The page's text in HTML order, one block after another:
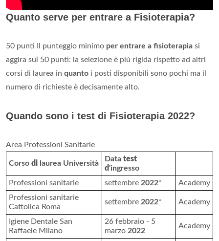
Quanto serve per entrare a Fisioterapia?
50 punti Il punteggio minimo per entrare a fisioterapia si
aggira sui 50 punti: la selezione è più rigida rispetto ad altri
corsi di laurea in quanto i posti disponibili sono pochi ma il
numero di richieste è decisamente alto.
Quando sono i test di Fisioterapia 2022?
Area Professioni Sanitarie
Corso di laurea Università
Data test
d'ingresso
Professioni sanitarie
settembre 2022*
Academy
Professioni sanitarie
Cattolica Roma
settembre 2022* Academy
Igiene Dentale San
Raffaele Milano
26 febbraio - 5
marzo 2022
Academy